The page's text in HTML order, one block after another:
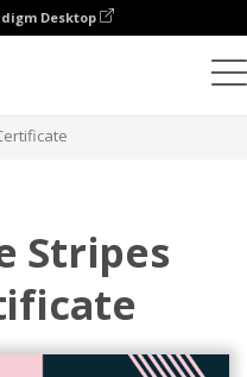
Desktop
Stripes